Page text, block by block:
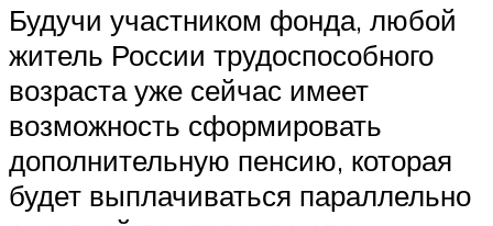
Будучи участником фонда, любой
житель России трудоспособного
возраста уже сейчас имеет
возможность сформировать
дополнительную пенсию, которая
будет выплачиваться параллельно